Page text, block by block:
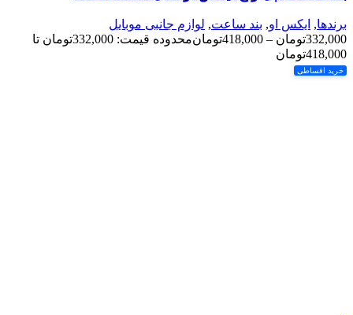
برندها, ایکس او, بند ساعت, لوازم جانبی موبایل
332,000تومان –
418,000تومان
محدوده قیمت: 332,000تومان تا
418,000تومان
خرید اقساطی